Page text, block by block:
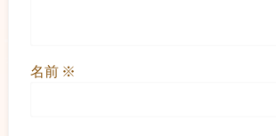
名前 ※